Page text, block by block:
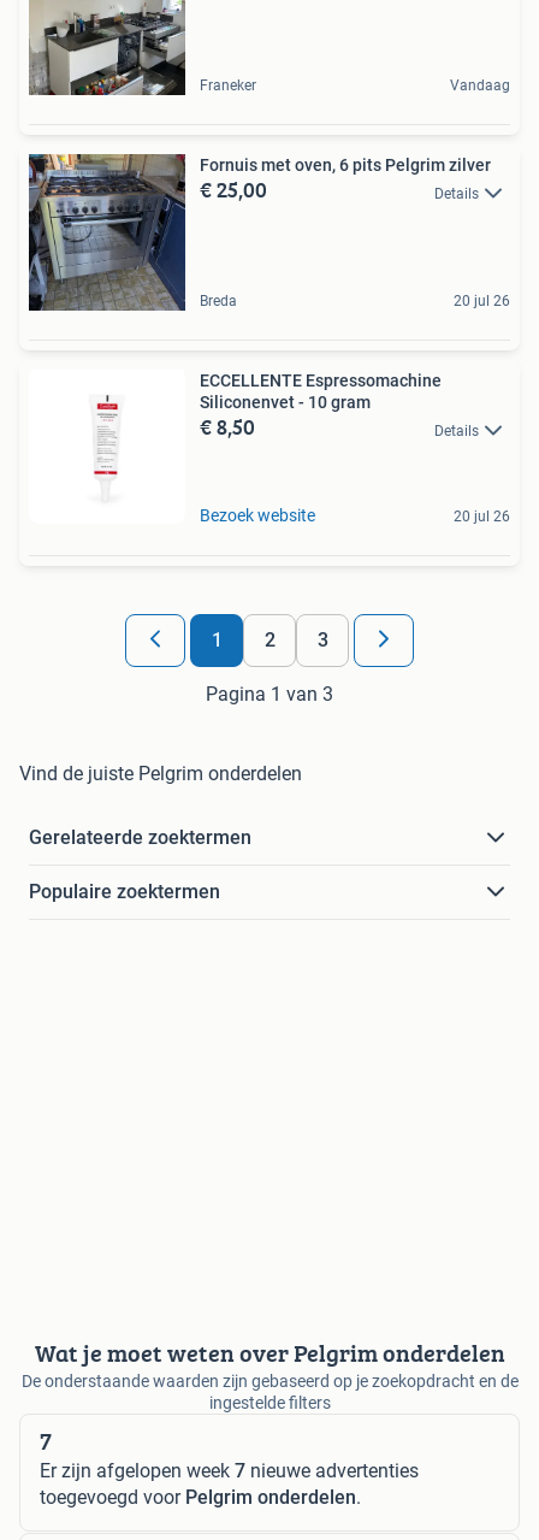
Franeker Vandaag
Fornuis met oven, 6 pits Pelgrim zilver
€ 25,00 Details
Breda 20 jul 26
ECCELLENTE Espressomachine
Siliconenvet - 10 gram
€ 8,50 Details
Bezoek website 20 jul 26
1 2 3
Pagina 1 van 3
Vind de juiste Pelgrim onderdelen
Gerelateerde zoektermen
Populaire zoektermen
Wat je moet weten over Pelgrim onderdelen
De onderstaande waarden zijn gebaseerd op je zoekopdracht en de
ingestelde filters
7
Er zijn afgelopen week 7 nieuwe advertenties
toegevoegd voor Pelgrim onderdelen.